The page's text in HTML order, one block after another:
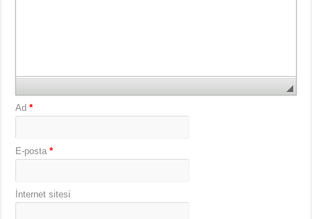
Ad*
E-posta*
İnternet sitesi